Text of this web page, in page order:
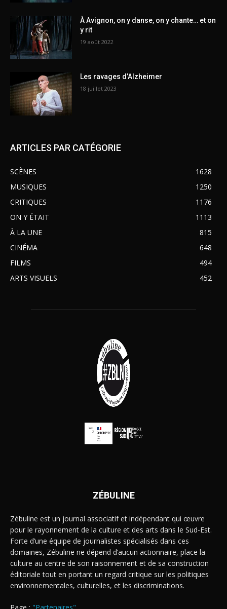
À Avignon, on y danse, on y chante… et on
y rit
19 août 2022
Les ravages d’Alzheimer
18 juillet 2023
ARTICLES PAR CATÉGORIE
SCÈNES
1628
MUSIQUES
1250
CRITIQUES
1176
ON Y ÉTAIT
1113
À LA UNE
815
CINÉMA
648
FILMS
494
ARTS VISUELS
452
ZÉBULINE
Zébuline est un journal associatif et indépendant qui œuvre
pour le rayonnement de la culture et des arts dans le Sud-Est.
Forte d’une équipe de journalistes spécialisés dans ces
domaines, Zébuline ne dépend d’aucun actionnaire, place la
culture au centre de son raisonnement et de sa construction
éditoriale tout en portant un regard critique sur les politiques
environnementales, culturelles, et les discriminations.